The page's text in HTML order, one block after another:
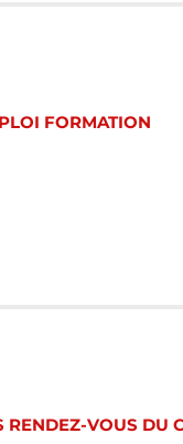
FORMATION
RENDEZ-VOUS DU